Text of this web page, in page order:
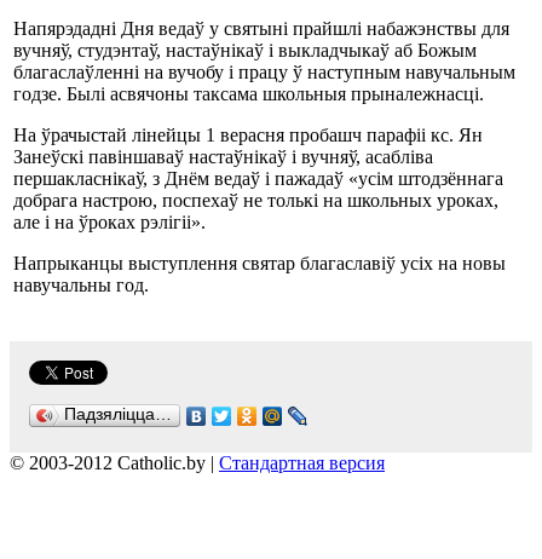
Напярэдадні Дня ведаў у святыні прайшлі набажэнствы для
вучняў, студэнтаў, настаўнікаў і выкладчыкаў аб Божым
благаслаўленні на вучобу і працу ў наступным навучальным
годзе. Былі асвячоны таксама школьныя прыналежнасці.
На ўрачыстай лінейцы 1 верасня пробашч парафіі кс. Ян
Занеўскі павіншаваў настаўнікаў і вучняў, асабліва
першакласнікаў, з Днём ведаў і пажадаў «усім штодзённага
добрага настрою, поспехаў не толькі на школьных уроках,
але і на ўроках рэлігіі».
Напрыканцы выступлення святар благаславіў усіх на новы
навучальны год.
Падзяліцца…
© 2003-2012 Catholic.by | Стандартная версия